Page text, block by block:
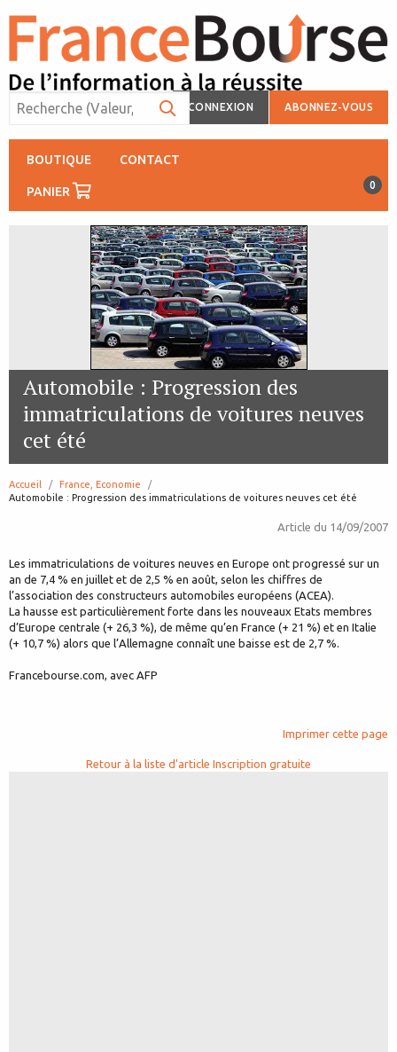
CONNEXION ABONNEZ-VOUS
BOUTIQUE CONTACT
PANIER 0
Automobile : Progression des
immatriculations de voitures neuves
cet été
Accueil
France, Economie
page:
Automobile : Progression des immatriculations de voitures neuves cet été
Article du 14/09/2007
Les immatriculations de voitures neuves en Europe ont progressé sur un
an de 7,4 % en juillet et de 2,5 % en août, selon les chiffres de
l’association des constructeurs automobiles européens (ACEA).
La hausse est particulièrement forte dans les nouveaux Etats membres
d’Europe centrale (+ 26,3 %), de même qu’en France (+ 21 %) et en Italie
(+ 10,7 %) alors que l’Allemagne connaît une baisse est de 2,7 %.
Francebourse.com, avec AFP
Imprimer cette page
Retour à la liste d'article Inscription gratuite